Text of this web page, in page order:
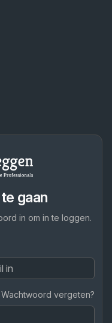
gaan
in om in te loggen.
Wachtwoord vergeten?